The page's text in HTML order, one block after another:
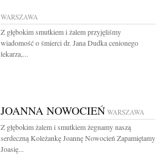
WARSZAWA
Z głębokim smutkiem i żalem przyjęliśmy
wiadomość o śmierci dr. Jana Dudka cenionego
lekarza,...
JOANNA NOWOCIEŃ WARSZAWA
Z głębokim żalem i smutkiem żegnamy naszą
serdeczną Koleżankę Joannę Nowocień Zapamiętamy
Joasię...